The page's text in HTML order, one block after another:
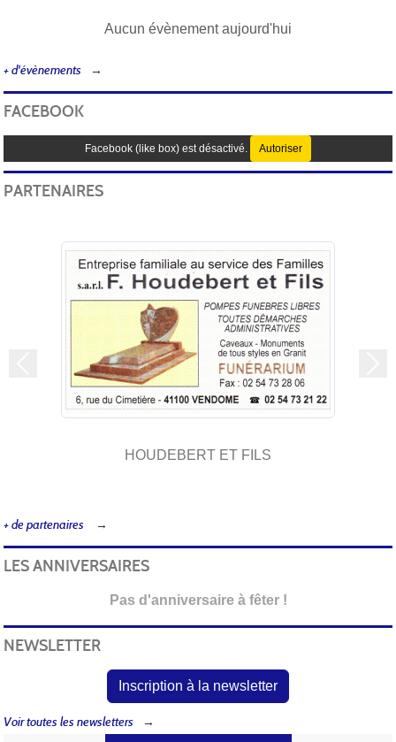
Aucun évènement aujourd'hui
+ d'évènements
FACEBOOK
Facebook (like box) est désactivé. Autoriser
PARTENAIRES
HOUDEBERT ET FILS
Précedent
+ de partenaires
LES ANNIVERSAIRES
Pas d'anniversaire à fêter !
NEWSLETTER
Inscription à la newsletter
Voir toutes les newsletters